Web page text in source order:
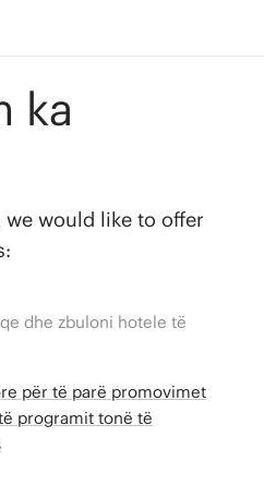
ka
would like to offer
dhe zbuloni hotele të
për të parë promovimet
programit tonë të